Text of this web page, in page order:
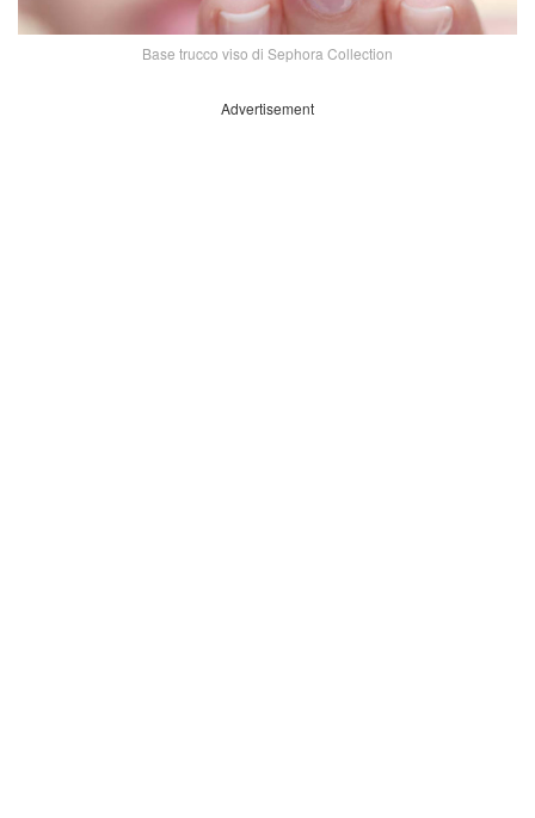
Base trucco viso di Sephora Collection
Advertisement